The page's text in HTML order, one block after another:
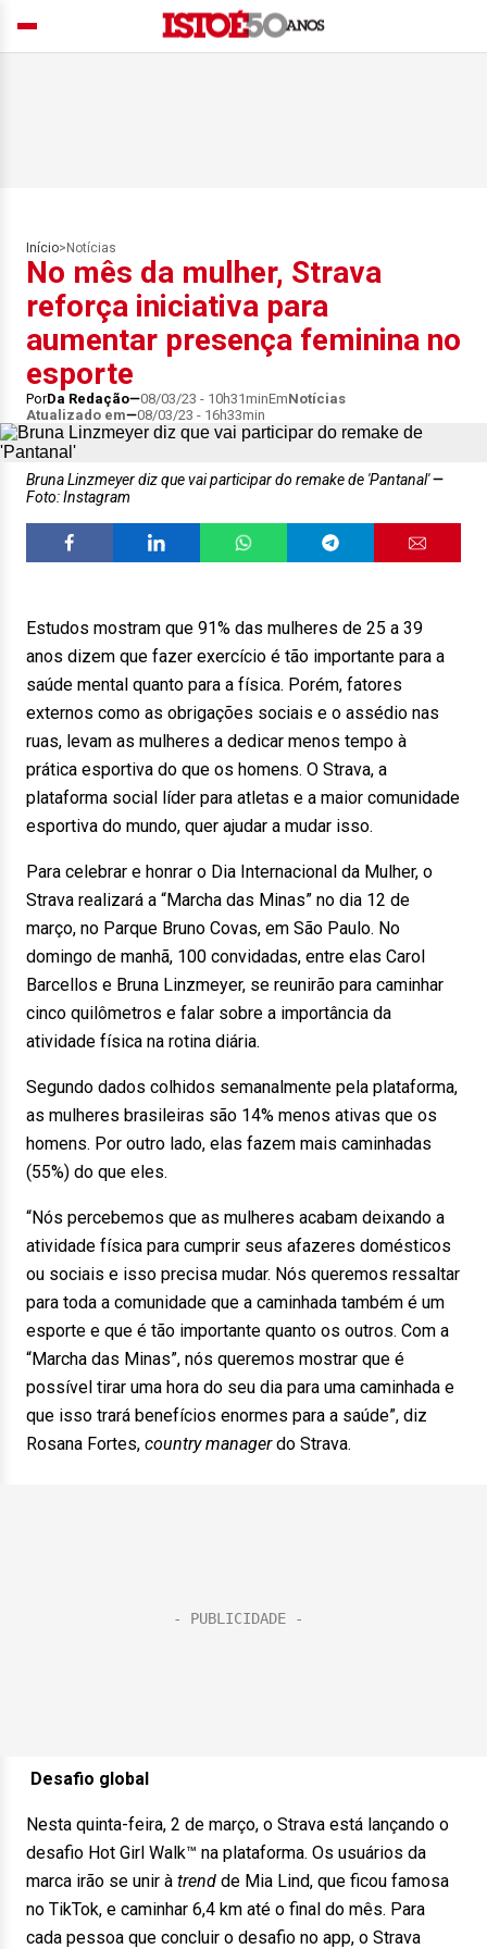
Início> Notícias
No mês da mulher, Strava
reforça iniciativa para
aumentar presença feminina no
esporte
PorDa Redação 08/03/23 - 10h31minEmNotícias
Atualizado em
08/03/23 - 16h33min
Bruna Linzmeyer diz que vai participar do remake de 'Pantanal'
Foto: Instagram
Estudos mostram que 91% das mulheres de 25 a 39
anos dizem que fazer exercício é tão importante para a
saúde mental quanto para a física. Porém, fatores
externos como as obrigações sociais e o assédio nas
ruas, levam as mulheres a dedicar menos tempo à
prática esportiva do que os homens. O Strava, a
plataforma social líder para atletas e a maior comunidade
esportiva do mundo, quer ajudar a mudar isso.
Para celebrar e honrar o Dia Internacional da Mulher, o
Strava realizará a “Marcha das Minas” no dia 12 de
março, no Parque Bruno Covas, em São Paulo. No
domingo de manhã, 100 convidadas, entre elas Carol
Barcellos e Bruna Linzmeyer, se reunirão para caminhar
cinco quilômetros e falar sobre a importância da
atividade física na rotina diária.
Segundo dados colhidos semanalmente pela plataforma,
as mulheres brasileiras são 14% menos ativas que os
homens. Por outro lado, elas fazem mais caminhadas
(55%) do que eles.
“Nós percebemos que as mulheres acabam deixando a
atividade física para cumprir seus afazeres domésticos
ou sociais e isso precisa mudar. Nós queremos ressaltar
para toda a comunidade que a caminhada também é um
esporte e que é tão importante quanto os outros. Com a
“Marcha das Minas”, nós queremos mostrar que é
possível tirar uma hora do seu dia para uma caminhada e
que isso trará benefícios enormes para a saúde”, diz
Rosana Fortes, country managerdo Strava.
Desafio global
Nesta quinta-feira, 2 de março, o Strava está lançando o
desafio Hot Girl Walk™ na plataforma. Os usuários da
marca irão se unir à trend de Mia Lind, que ficou famosa
no TikTok, e caminhar 6,4 km até o final do mês. Para
cada pessoa que concluir o desafio no app, o Strava